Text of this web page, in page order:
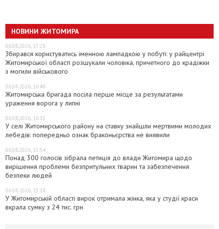
НОВИНИ ЖИТОМИРА
06.08.2026, 17:28
Збирався користуватись іменною лампадкою у побуті: у райцентрі
Житомирської області розшукали чоловіка, причетного до крадіжки
з могили військового
06.08.2026, 16:48
Житомирська бригада посіла перше місце за результатами
ураження ворога у липні
06.08.2026, 16:15
У селі Житомирського району на ставку знайшли мертвими молодих
лебедів: попередньо ознак браконьєрства не виявили
06.08.2026, 15:54
Понад 300 голосів зібрала петиція до влади Житомира щодо
вирішення проблеми безпритульних тварин та забезпечення
безпеки людей
06.08.2026, 15:18
У Житомирській області вирок отримала жінка, яка у студії краси
вкрала сумку з 24 тис. грн